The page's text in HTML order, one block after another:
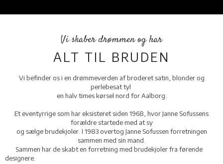
Vi skaber drømmen og har
​ALT TIL BRUDEN
Vi befinder os i en drømmeverden af broderet satin, blonder og
perlebesat tyl
en halv times kørsel nord for Aalborg.
Et eventyrrige som har eksisteret siden 1968, hvor Janne Sofussens
forældre startede med at sy
og sælge brudekjoler. I 1983 overtog Janne Sofussen forretningen
sammen med sin mand.
Sammen har de skabt en forretning med brudekjoler fra førende
designere.